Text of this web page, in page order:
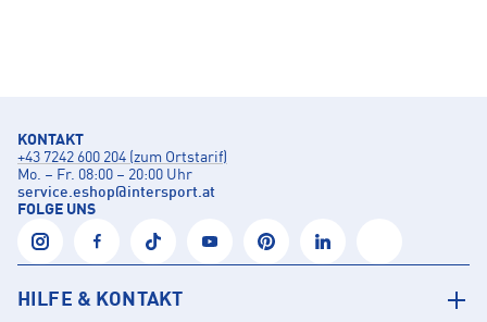
KONTAKT
+43 7242 600 204 (zum Ortstarif)
Mo. – Fr. 08:00 – 20:00 Uhr
service.eshop@intersport.at
FOLGE UNS
HILFE & KONTAKT